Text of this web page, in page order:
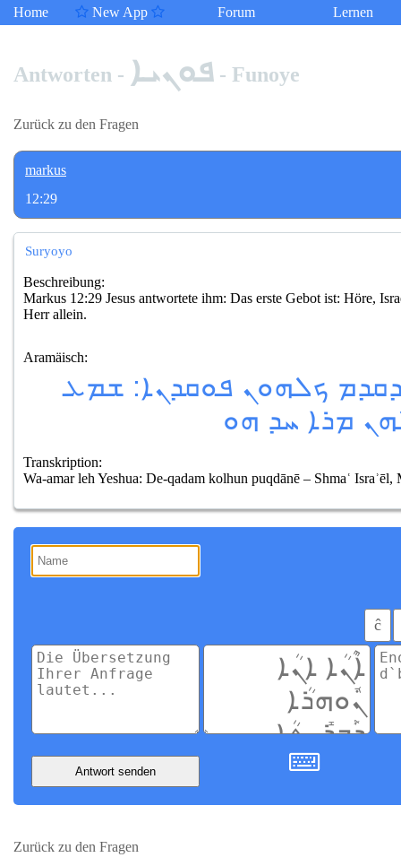
Home New App Forum Lernen
Antworten - ܦܘܢܝܐ - Funoye
Zurück zu den Fragen
markus
12:29
Suryoyo
Beschreibung:
Markus 12:29 Jesus antwortete ihm: Das erste Gebot ist: Höre,
Herr allein.
Aramäisch:
ܟܠܗܘܢ ܦܘܩܕܢܐ: ܫܡܥ
ܡܪܐ ܚܕ ܗܘ
Transkription:
Wa-amar leh Yeshua: De-qadam kolhun puqdānē – Shmaʿ
ĉ
Antwort senden
Zurück zu den Fragen